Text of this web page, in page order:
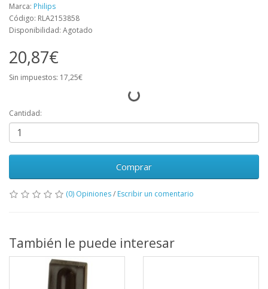
Marca: Philips
Código: RLA2153858
Disponibilidad: Agotado
20,87€
Sin impuestos: 17,25€
Cantidad:
Comprar
(0) Opiniones/ Escribir un comentario
También le puede interesar